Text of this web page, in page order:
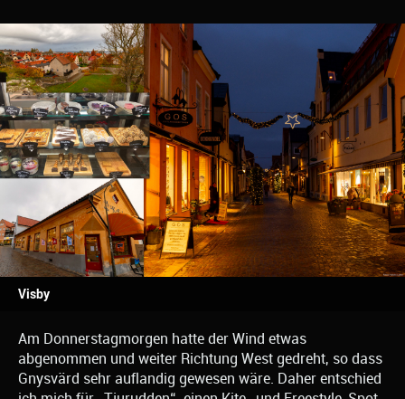
Visby
Am Donnerstagmorgen hatte der Wind etwas
abgenommen und weiter Richtung West gedreht, so dass
Gnysvärd sehr auflandig gewesen wäre. Daher entschied